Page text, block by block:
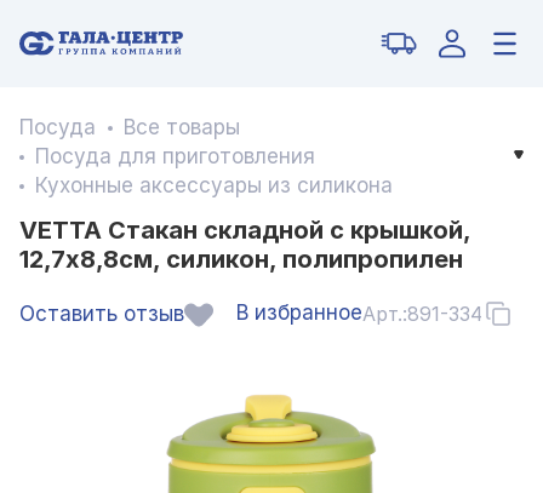
Посуда
Все товары
Посуда для приготовления
Кухонные аксессуары из силикона
VETTA Стакан складной с крышкой,
12,7х8,8см, силикон, полипропилен
Оставить отзыв В избранноеАрт.:891-334